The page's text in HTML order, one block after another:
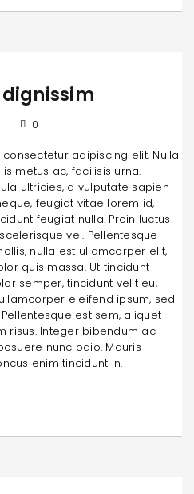
0
adipiscing elit. Nulla
metus ac, facilisis urna.
ultricies, a vulputate sapien
feugiat vitae lorem id,
feugiat nulla. Proin luctus
vel. Pellentesque
nulla est ullamcorper elit,
quis massa. Ut tincidunt
semper, tincidunt velit eu,
eleifend ipsum, sed
est sem, aliquet
risus. Integer bibendum ac
nunc odio. Mauris
enim tincidunt in.